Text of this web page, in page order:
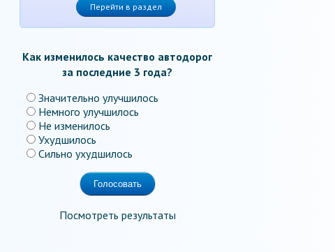
Перейти в раздел
Как изменилось качество автодорог
за последние 3 года?
Значительно улучшилось
Немного улучшилось
Не изменилось
Ухудшилось
Сильно ухудшилось
Посмотреть результаты